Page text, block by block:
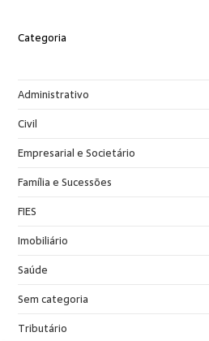
Categoria
Administrativo
Civil
Empresarial e Societário
Família e Sucessões
FIES
Imobiliário
Saúde
Sem categoria
Tributário